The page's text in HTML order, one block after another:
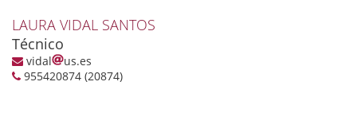
LAURA VIDAL SANTOS
Técnico
vidal
us.es
955420874 (20874)